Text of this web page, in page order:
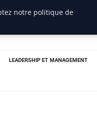
LEADERSHIP ET MANAGEMENT
notre politique de